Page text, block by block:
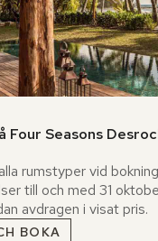
Four Seasons
rumstyper vid
till och med 31
avdragen i visat pris.
BOKA